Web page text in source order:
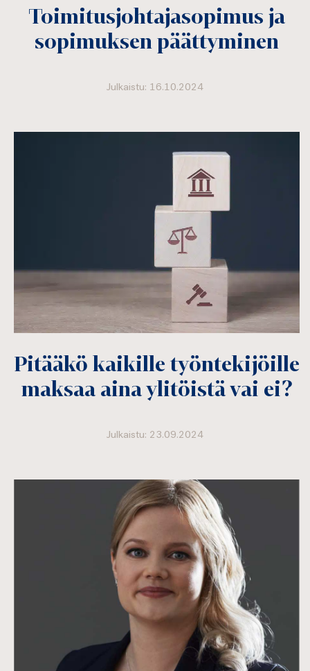
Toimitusjohtajasopimus ja
sopimuksen päättyminen
Julkaistu: 16.10.2024
Pitääkö kaikille työntekijöille
maksaa aina ylitöistä vai ei?
Julkaistu: 23.09.2024